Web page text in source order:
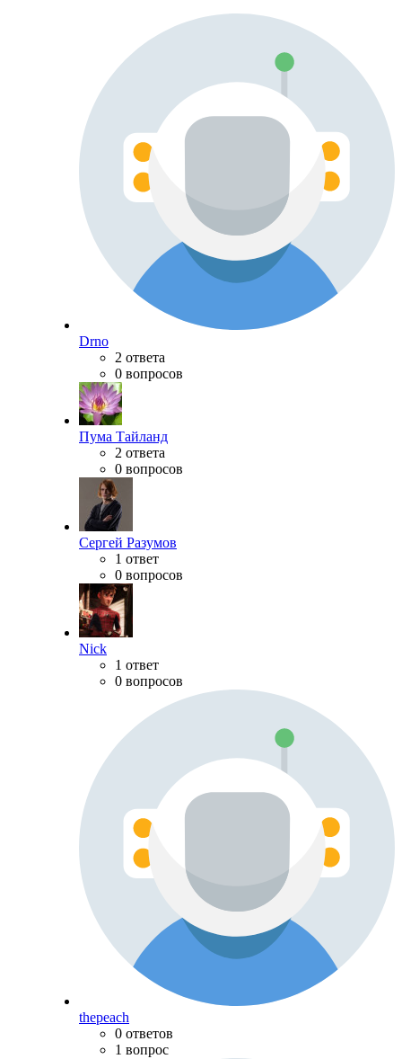
Drno
2 ответа
0 вопросов
Пума Тайланд
2 ответа
0 вопросов
Сергей Разумов
1 ответ
0 вопросов
Nick
1 ответ
0 вопросов
thepeach
0 ответов
1 вопрос